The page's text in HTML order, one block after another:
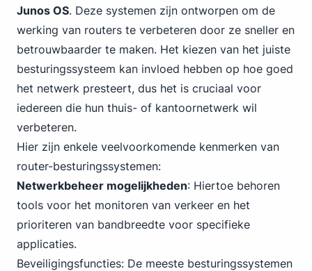
Junos OS. Deze systemen zijn ontworpen om de
werking van routers te verbeteren door ze sneller en
betrouwbaarder te maken. Het kiezen van het juiste
besturingssysteem kan invloed hebben op hoe goed
het netwerk presteert, dus het is cruciaal voor
iedereen die hun thuis- of kantoornetwerk wil
verbeteren.
Hier zijn enkele veelvoorkomende kenmerken van
router-besturingssystemen:
Netwerkbeheer mogelijkheden: Hiertoe behoren
tools voor het monitoren van verkeer en het
prioriteren van bandbreedte voor specifieke
applicaties.
Beveiligingsfuncties: De meeste besturingssystemen